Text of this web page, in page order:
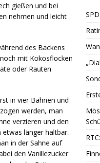
gießen und bei
nehmen und leicht
des Backens
mit Kokosflocken
oder Rauten
in vier Bahnen und
werden, man
verzieren und den
länger haltbar.
in der Sahne auf
den Vanillezucker